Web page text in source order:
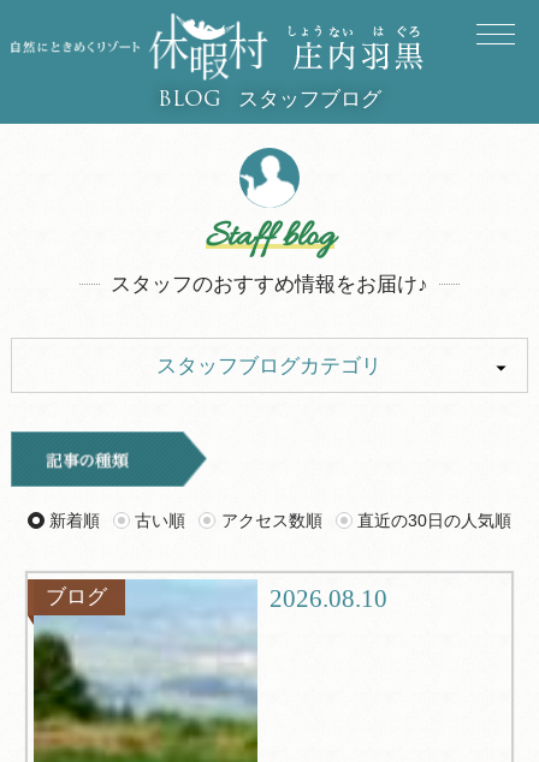
BLOG スタッフブログ
Staff blog
スタッフのおすすめ情報をお届け♪
スタッフブログカテゴリ
キャンプ
旅行記 ツアー
グルメ
ブログ
新着順 古い順 アクセス数順 直近の30日の人気順
ブログ 2026.08.10